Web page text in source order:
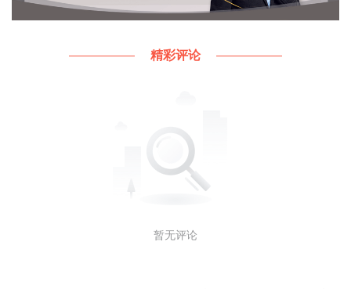
放电的时候，电感正好在充电，两者正好相等，所以
的不是新注入的能量，而是已经存储在电感和电容里
精彩评论
暂无评论